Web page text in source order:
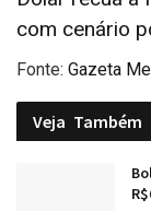
com cenário
Fonte: Gazeta
Veja Também